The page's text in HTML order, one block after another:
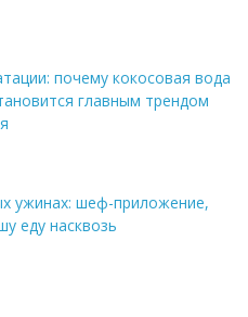
почему кокосовая вода
главным трендом
ужинах: шеф-приложение,
еду насквозь